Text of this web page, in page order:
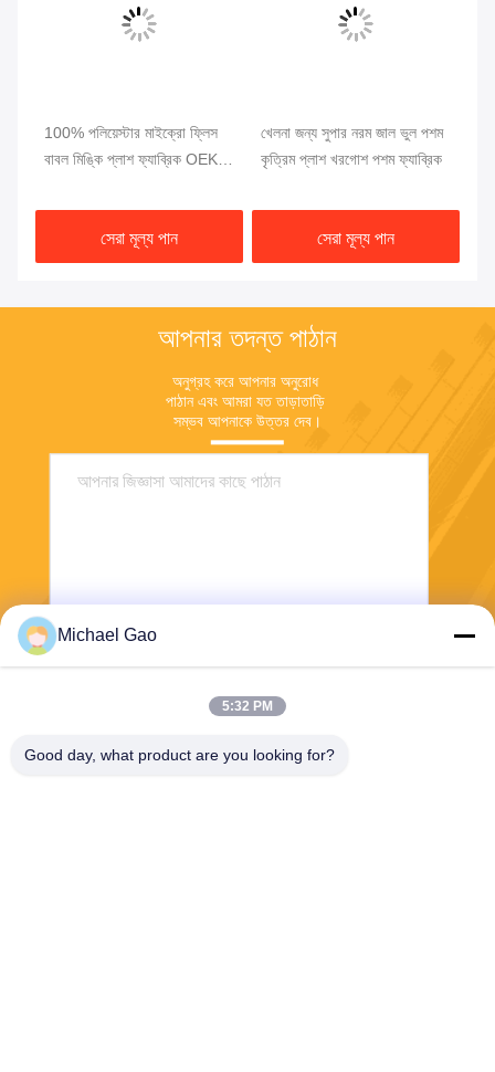
100% পলিয়েস্টার মাইক্রো ফ্লিস
বাবল মিঙ্কি প্লাশ ফ্যাব্রিক OEKO
সেরা মূল্য পান
খেলনা জন্য সুপার নরম জাল ভুল পশম
কৃত্রিম প্লাশ খরগোশ পশম ফ্যাব্রিক
সেরা মূল্য পান
আপনার তদন্ত পাঠান
অনুগ্রহ করে আপনার অনুরোধ
পাঠান এবং আমরা যত তাড়াতাড়ি
সম্ভব আপনাকে উত্তর দেব।
Michael Gao
5:32 PM
Good day, what product are you looking for?